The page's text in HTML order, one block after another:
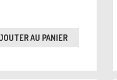
AU PANIER